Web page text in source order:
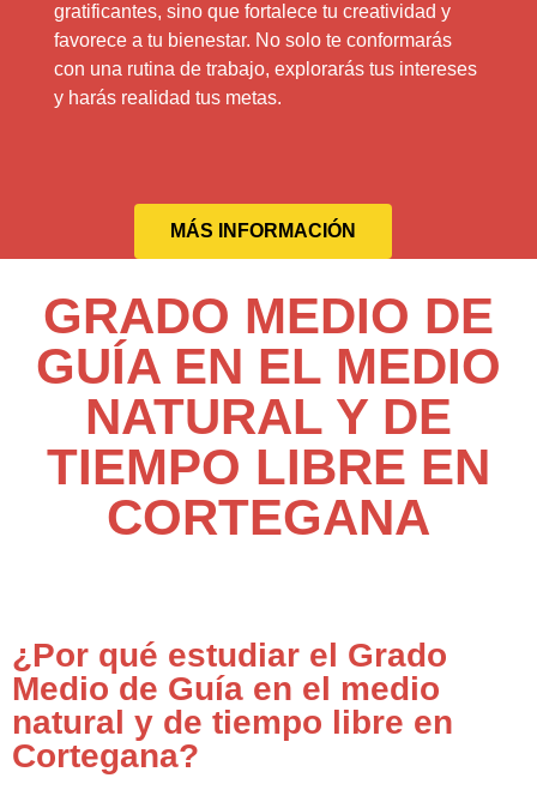
gratificantes, sino que fortalece tu creatividad y
favorece a tu bienestar. No solo te conformarás
con una rutina de trabajo, explorarás tus intereses
y harás realidad tus metas.
MÁS INFORMACIÓN
GRADO MEDIO DE
GUÍA EN EL MEDIO
NATURAL Y DE
TIEMPO LIBRE EN
CORTEGANA
¿Por qué estudiar el Grado
Medio de Guía en el medio
natural y de tiempo libre en
Cortegana?